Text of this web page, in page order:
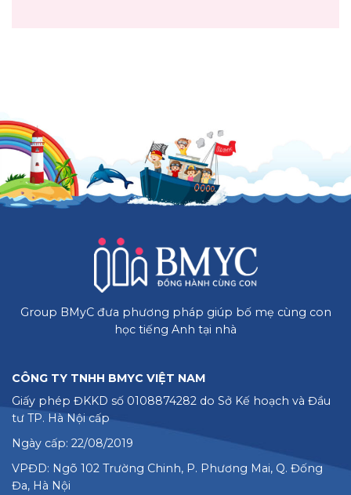
Group BMyC đưa phương pháp giúp bố mẹ cùng con
học tiếng Anh tại nhà
CÔNG TY TNHH BMYC VIỆT NAM
Giấy phép ĐKKD số 0108874282 do Sở Kế hoạch và Đầu
tư TP. Hà Nội cấp
Ngày cấp: 22/08/2019
VPĐD: Ngõ 102 Trường Chinh, P. Phương Mai, Q. Đống
Đa, Hà Nội